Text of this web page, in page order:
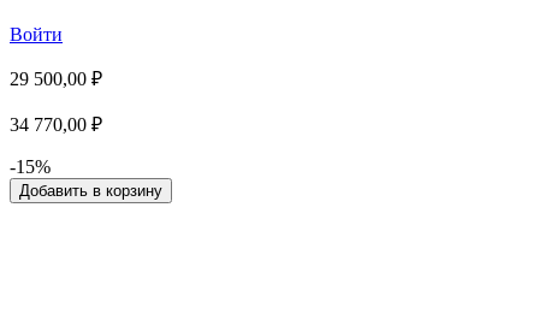
Войти
29 500,00 ₽
34 770,00 ₽
-15%
Добавить в корзину